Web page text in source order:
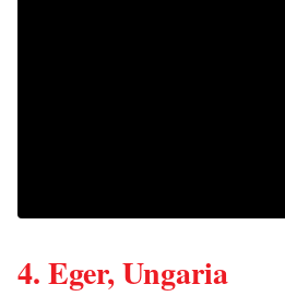
4. Eger, Ungaria